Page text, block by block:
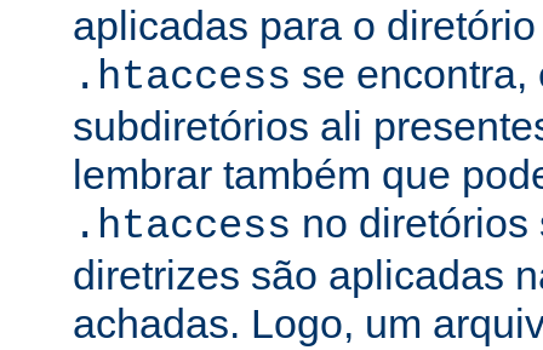
aplicadas para o
.htaccess se encontra,
subdiretórios ali
lembrar também que
.htaccess no diretórios
diretrizes são aplicadas
achadas. Logo, um